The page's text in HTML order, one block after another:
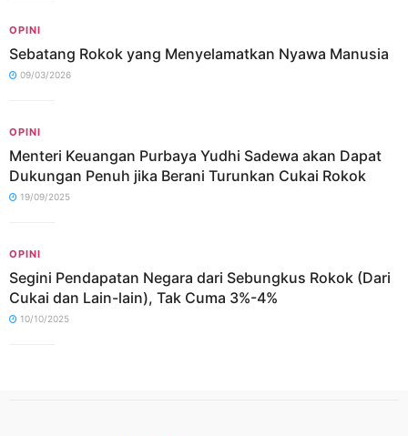
OPINI
Sebatang Rokok yang Menyelamatkan Nyawa Manusia
09/03/2026
OPINI
Menteri Keuangan Purbaya Yudhi Sadewa akan Dapat
Dukungan Penuh jika Berani Turunkan Cukai Rokok
19/09/2025
OPINI
Segini Pendapatan Negara dari Sebungkus Rokok (Dari
Cukai dan Lain-lain), Tak Cuma 3%-4%
10/10/2025